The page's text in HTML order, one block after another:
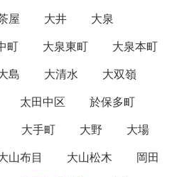
屋 大井
大泉
町 大泉東町
大泉本町
島 大清水
大双嶺
太田中区
於保多町
大手町 大野
大場
山布目 大山松木
岡田